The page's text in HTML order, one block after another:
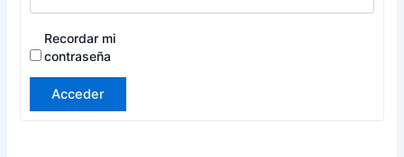
Recordar mi
contraseña
Acceder